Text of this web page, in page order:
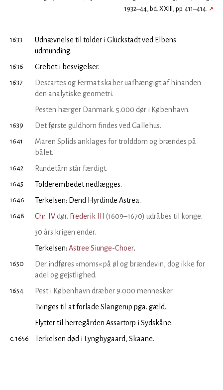
1932–44, bd. XXIII, pp. 411–414. ↗
1633
Udnævnelse til tolder i Glückstadt ved Elbens
udmunding.
1636 Grebet i besvigelser.
1637
Descartes og Fermat skaber uafhængigt af hinanden
den analytiske geometri.
Pesten hærger Danmark. 5.000 dør i København.
1639 Det første guldhorn findes ved Gallehus.
1641
Maren Splids anklages for trolddom og brændes på
bålet.
1642 Rundetårn står færdigt.
1645 Tolderembedet nedlægges.
1646 Terkelsen: Dend Hyrdinde Astrea.
1648 Chr. IV dør. Frederik III
(1609–1670) udråbes til konge.
30 års krigen ender.
Terkelsen: Astree Siunge-Choer.
1650
Der indføres »moms« på øl og brændevin, dog ikke for
adel og gejstlighed.
1654
Pest i København dræber 9.000 mennesker.
Tvinges til at forlade Slangerup pga. gæld.
Flytter til herregården Assartorp i Sydskåne.
c. 1656 Terkelsen død i Lyngbygaard, Skaane.